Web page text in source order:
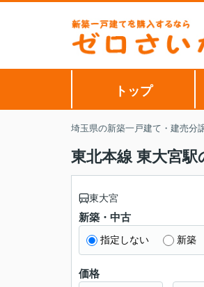
トップ
埼玉県の新築一戸建て・建売分
東北本線 東大宮駅
東大宮
新築・中古
指定しない 新築
価格